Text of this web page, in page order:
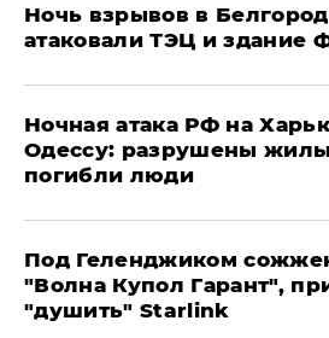
​Ночь взрывов в
атаковали ТЭЦ и здание
​Ночная атака РФ на
Одессу: разрушены
погибли люди
Под Геленджиком
"Волна Купол Гарант",
"душить" Starlink